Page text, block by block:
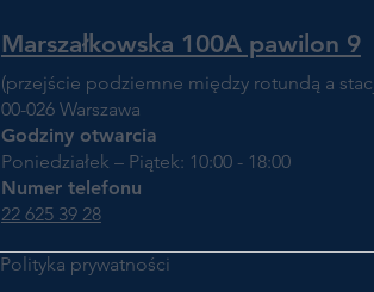
Marszałkowska 100A pawilon 9
(przejście podziemne między rotundą a
00-026 Warszawa
Godziny otwarcia
Poniedziałek – Piątek: 10:00 - 18:00
Numer telefonu
22 625 39 28
Polityka prywatności